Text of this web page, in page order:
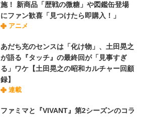
施！ 新商品「歴戦の微糖」や図鑑缶登場
にファン歓喜「見つけたら即購入！」
アニメ
あだち充のセンスは「化け物」、土田晃之
が語る『タッチ』の最終回が「見事すぎ
る」ワケ【土田晃之の昭和カルチャー回顧
録】
連載
ファミマと『VIVANT』第2シーズンのコラ